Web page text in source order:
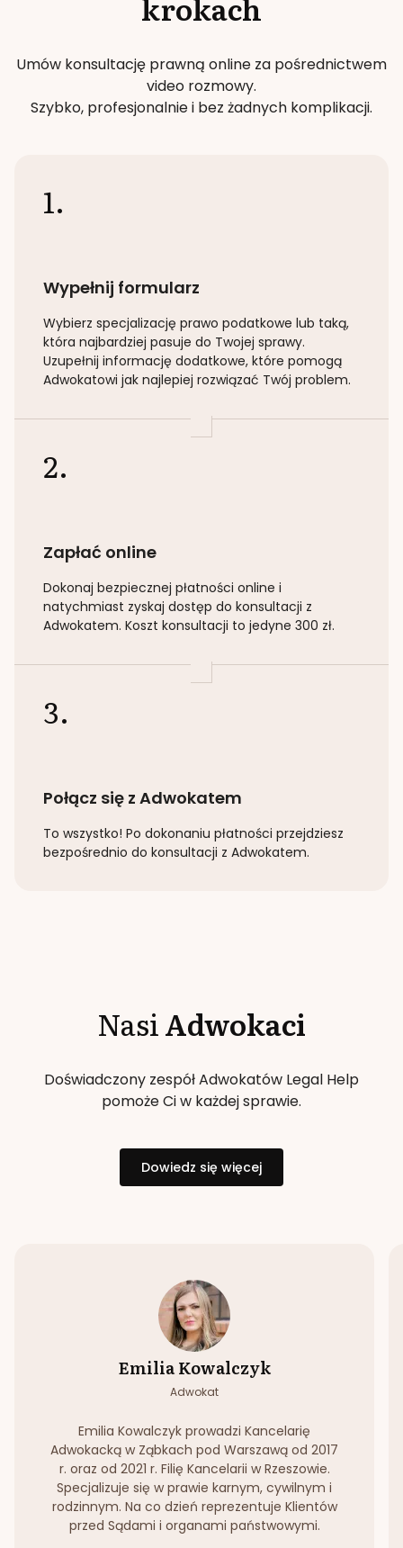
Umów konsultację prawną online za pośrednictwem
video rozmowy.
Szybko, profesjonalnie i bez żadnych komplikacji.
1.
Wypełnij formularz
Wybierz specjalizację prawo podatkowe lub taką,
która najbardziej pasuje do Twojej sprawy.
Uzupełnij informację dodatkowe, które pomogą
Adwokatowi jak najlepiej rozwiązać Twój problem.
2.
Zapłać online
Dokonaj bezpiecznej płatności online i
natychmiast zyskaj dostęp do konsultacji z
Adwokatem. Koszt konsultacji to jedyne 300 zł.
3.
Połącz się z Adwokatem
To wszystko! Po dokonaniu płatności przejdziesz
bezpośrednio do konsultacji z Adwokatem.
NasiAdwokaci
Doświadczony zespół Adwokatów Legal Help
pomoże Ci w każdej sprawie.
Dowiedz się więcej
Emilia Kowalczyk
Adwokat
Emilia Kowalczyk prowadzi Kancelarię
Adwokacką w Ząbkach pod Warszawą od 2017
r. oraz od 2021 r. Filię Kancelarii w Rzeszowie.
Specjalizuje się w prawie karnym, cywilnym i
rodzinnym. Na co dzień reprezentuje Klientów
przed Sądami i organami państwowymi.